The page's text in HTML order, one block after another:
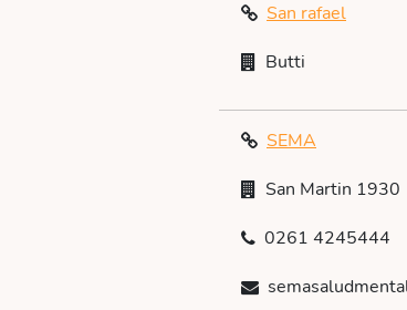
San rafael
Butti
SEMA
San Martin 1930
0261 4245444